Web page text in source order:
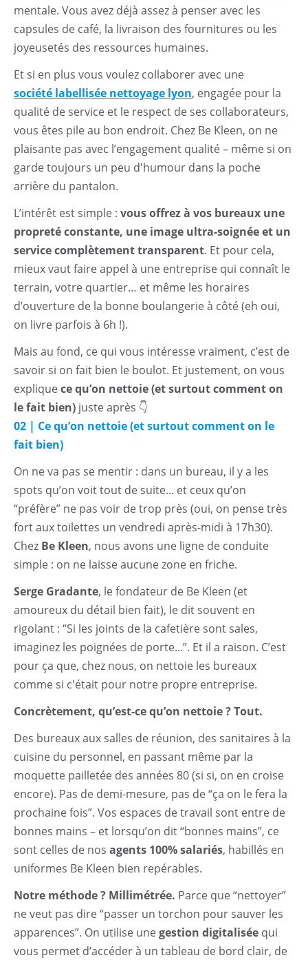
mentale. Vous avez déjà assez à penser avec les
capsules de café, la livraison des fournitures ou les
joyeusetés des ressources humaines.
Et si en plus vous voulez collaborer avec une
société labellisée nettoyage lyon, engagée pour la
qualité de service et le respect de ses collaborateurs,
vous êtes pile au bon endroit. Chez Be Kleen, on ne
plaisante pas avec l’engagement qualité – même si on
garde toujours un peu d'humour dans la poche
arrière du pantalon.
L’intérêt est simple : vous offrez à vos bureaux une
propreté constante, une image ultra-soignée et un
service complètement transparent. Et pour cela,
mieux vaut faire appel à une entreprise qui connaît le
terrain, votre quartier… et même les horaires
d’ouverture de la bonne boulangerie à côté (eh oui,
on livre parfois à 6h !).
Mais au fond, ce qui vous intéresse vraiment, c’est de
savoir si on fait bien le boulot. Et justement, on vous
explique ce qu’on nettoie (et surtout comment on
le fait bien) juste après 👇
02 | Ce qu’on nettoie (et surtout comment on le
fait bien)
On ne va pas se mentir : dans un bureau, il y a les
spots qu’on voit tout de suite... et ceux qu’on
“préfère” ne pas voir de trop près (oui, on pense très
fort aux toilettes un vendredi après-midi à 17h30).
Chez Be Kleen, nous avons une ligne de conduite
simple : on ne laisse aucune zone en friche.
Serge Gradante, le fondateur de Be Kleen (et
amoureux du détail bien fait), le dit souvent en
rigolant : “Si les joints de la cafetière sont sales,
imaginez les poignées de porte...”. Et il a raison. C’est
pour ça que, chez nous, on nettoie les bureaux
comme si c'était pour notre propre entreprise.
Concrètement, qu’est-ce qu’on nettoie ? Tout.
Des bureaux aux salles de réunion, des sanitaires à la
cuisine du personnel, en passant même par la
moquette pailletée des années 80 (si si, on en croise
encore). Pas de demi-mesure, pas de “ça on le fera la
prochaine fois”. Vos espaces de travail sont entre de
bonnes mains – et lorsqu’on dit “bonnes mains”, ce
sont celles de nos agents 100% salariés, habillés en
uniformes Be Kleen bien repérables.
Notre méthode ? Millimétrée. Parce que “nettoyer”
ne veut pas dire “passer un torchon pour sauver les
apparences”. On utilise une gestion digitalisée qui
vous permet d’accéder à un tableau de bord clair, de
Accueil
Entretien Récurrent
Nettoyage de chantier